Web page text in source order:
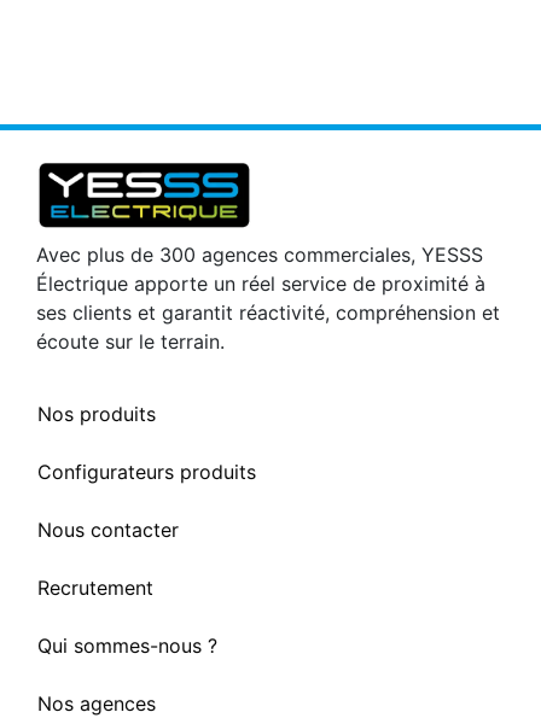
Avec plus de 300 agences commerciales, YESSS
Électrique apporte un réel service de proximité à
ses clients et garantit réactivité, compréhension et
écoute sur le terrain.
Nos produits
Configurateurs produits
Nous contacter
Recrutement
Qui sommes-nous ?
Nos agences